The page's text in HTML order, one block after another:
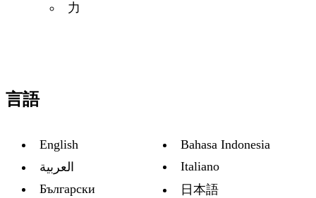
力
言語
English
العربية
Български
Bahasa Indonesia
Italiano
日本語